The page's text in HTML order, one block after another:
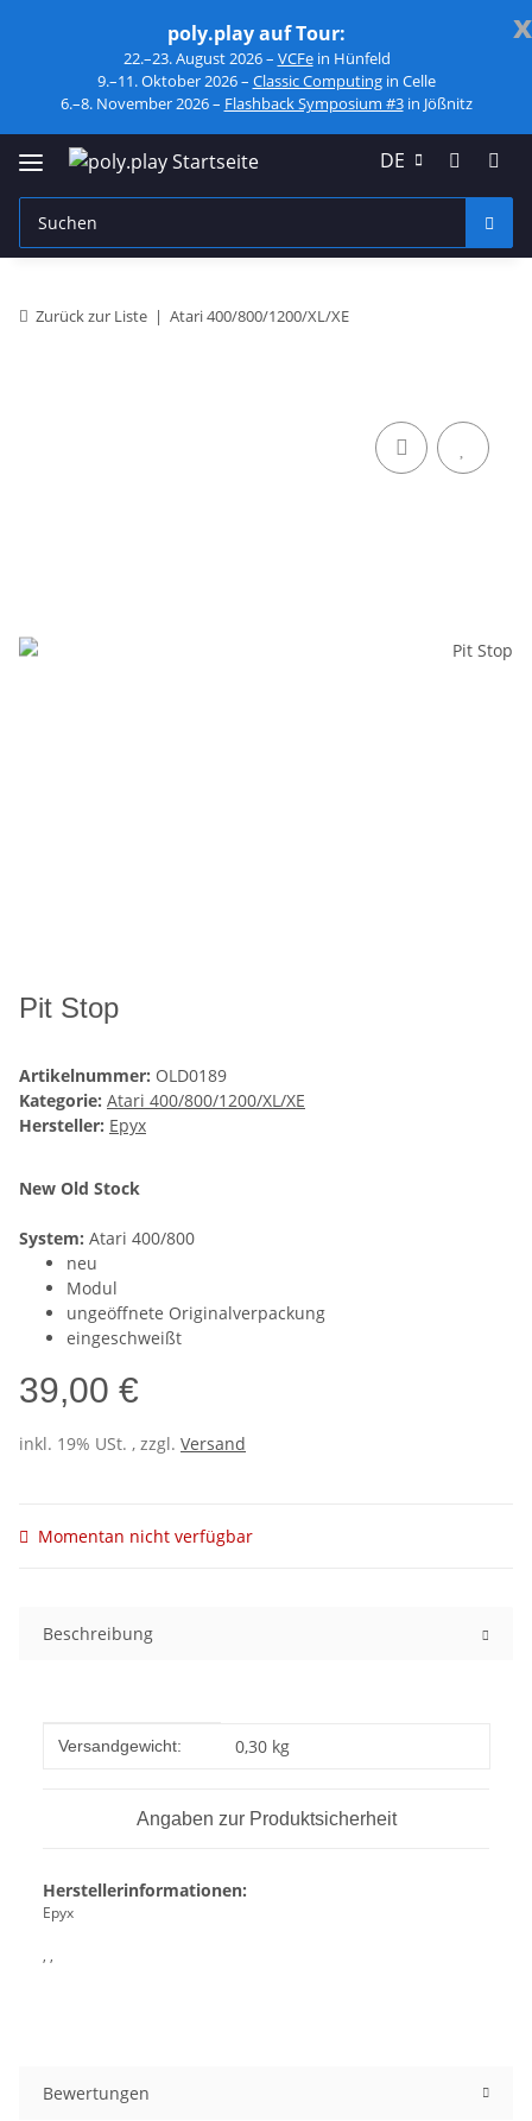
x
poly.play auf Tour:
22.–23. August 2026 – VCFein Hünfeld
9.–11. Oktober 2026 – Classic Computingin Celle
6.–8. November 2026 – Flashback Symposium #3in Jößnitz
DE
Zurück zur Liste Atari 400/800/1200/XL/XE
Pit Stop
Artikelnummer: OLD0189
Kategorie: Atari 400/800/1200/XL/XE
Hersteller: Epyx
New Old Stock
System: Atari 400/800
neu
Modul
ungeöffnete Originalverpackung
eingeschweißt
39,00 €
inkl. 19% USt. , zzgl. Versand
Momentan nicht verfügbar
Beschreibung
Produkteigenschaft
Wert
Versandgewicht: 0,30 kg
Angaben zur Produktsicherheit
Herstellerinformationen:
Epyx
, ,
Bewertungen